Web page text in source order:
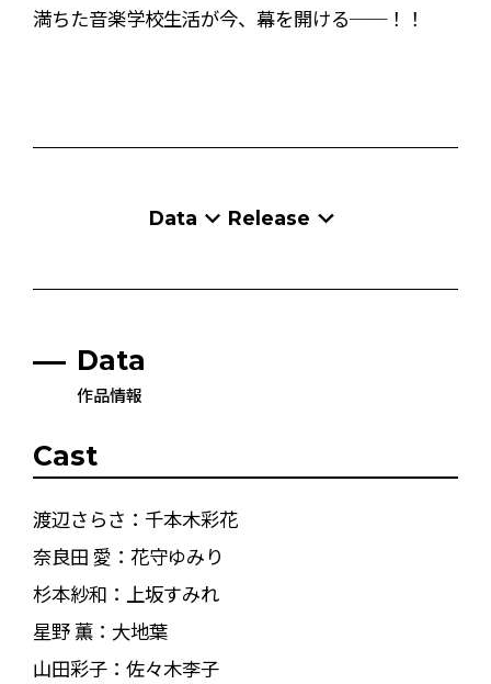
満ちた音楽学校生活が今、幕を開ける──！！
Data Release
Data
作品情報
Cast
渡辺さらさ：千本木彩花
奈良田 愛：花守ゆみり
杉本紗和：上坂すみれ
星野 薫：大地葉
山田彩子：佐々木李子